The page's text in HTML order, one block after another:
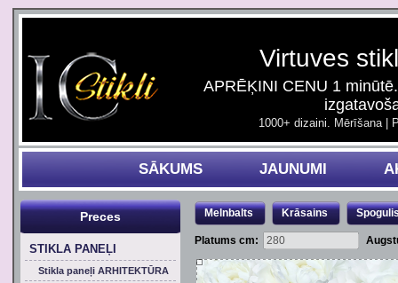
Virtuves
APRĒĶINI CENU 1
1000+ dizaini. Mērīšana |
SĀKUMS JAUNUMI
Melnbalts Krāsains
Platums cm:
Preces
STIKLA PANEĻI
Stikla paneļi ARHITEKTŪRA